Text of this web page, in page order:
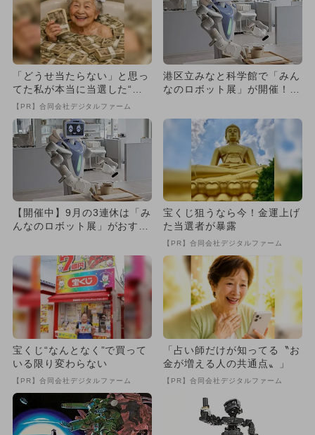
「どうせ当たらない」と思っ
てた私が本当に当選した“買
い方”がこれ
【PR】合同会社デジタルファーム
港区立みなと科学館で「みん
なのロボット展」が開催！
【開催中】9月の3連休は「み
んなのロボット展」がおすす
宝くじ狙うなら今！金運上げ
た当選者が暴露
【PR】合同会社デジタルファーム
宝くじ“なんとなく”で買って
いる限り変わらない
【PR】合同会社デジタルファーム
「占い師だけが知ってる〝お
金が増える人の共通点〟」
【PR】合同会社デジタルファーム